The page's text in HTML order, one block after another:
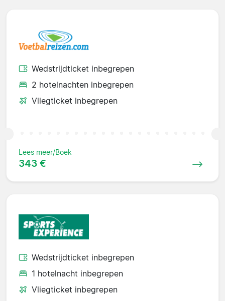
Wedstrijdticket inbegrepen
2 hotelnachten inbegrepen
Vliegticket inbegrepen
Lees meer/Boek
343 €
Wedstrijdticket inbegrepen
1 hotelnacht inbegrepen
Vliegticket inbegrepen